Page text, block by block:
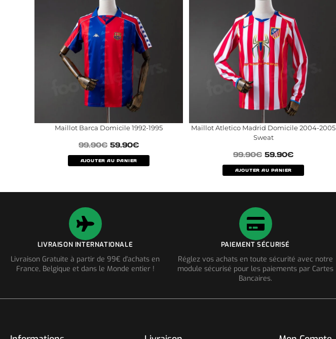
Maillot Barca Domicile 1992-1995
99.90€ 59.90€
AJOUTER AU PANIER
Maillot Atletico Madrid Domicile 2004-2005
Sweat
99.90€ 59.90€
AJOUTER AU PANIER
LIVRAISON INTERNATIONALE
Livraison Gratuite à partir de 99€ d'achats en
France, Belgique et dans le Monde entier !
PAIEMENT SÉCURISÉ
Réglez vos achats en toute sécurité avec notre
module sécurisé pour les paiements par Cartes
Bancaires.